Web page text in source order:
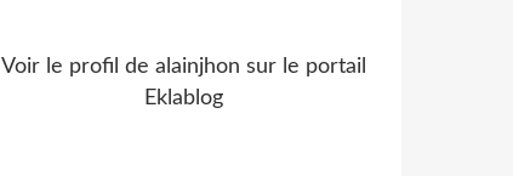
Voir le profil de alainjhon sur le portail
Eklablog